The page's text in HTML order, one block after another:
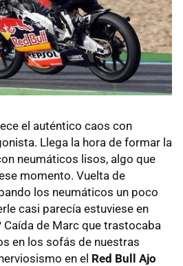
el auténtico caos con
Llega la hora de formar la
neumáticos lisos, algo que
momento. Vuelta de
los neumáticos un poco
casi parecía estuviese en
Caída de Marc que trastocaba
en los sofás de nuestras
en el Red Bull Ajo